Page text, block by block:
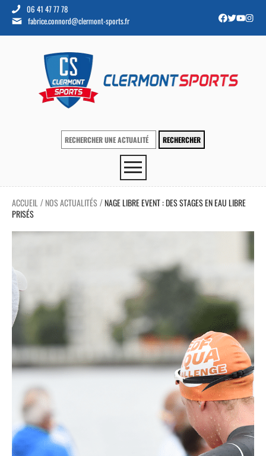
06 41 47 77 78
fabrice.connord@clermont-sports.fr
ACCUEIL / NOS ACTUALITÉS /NAGE LIBRE EVENT : DES STAGES EN EAU LIBRE
PRISÉS